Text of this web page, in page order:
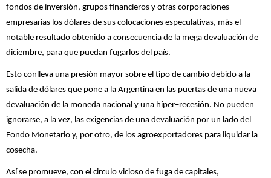
fondos de inversión, grupos financieros y otras corporaciones
empresarias los dólares de sus colocaciones especulativas, más el
notable resultado obtenido a consecuencia de la mega devaluación de
diciembre, para que puedan fugarlos del país.
Esto conlleva una presión mayor sobre el tipo de cambio debido a la
salida de dólares que pone a la Argentina en las puertas de una nueva
devaluación de la moneda nacional y una híper–recesión. No pueden
ignorarse, a la vez, las exigencias de una devaluación por un lado del
Fondo Monetario y, por otro, de los agroexportadores para liquidar la
cosecha.
Así se promueve, con el circulo vicioso de fuga de capitales,